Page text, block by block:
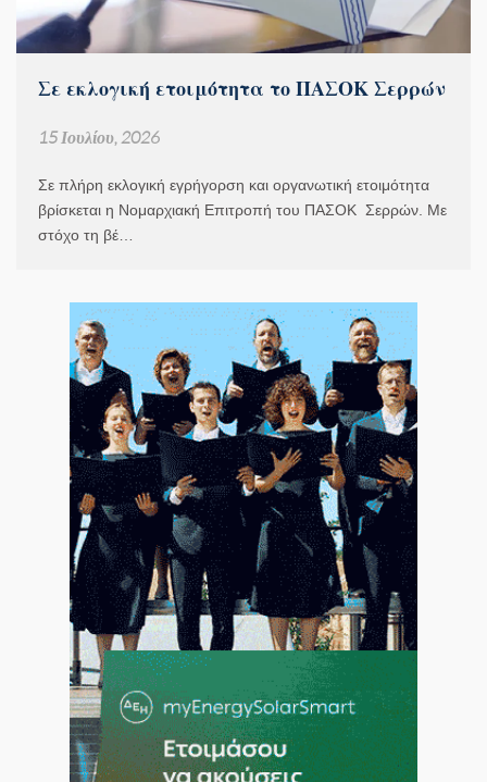
Σε εκλογική ετοιμότητα το ΠΑΣΟΚ Σερρών
15 Ιουλίου, 2026
Σε πλήρη εκλογική εγρήγορση και οργανωτική ετοιμότητα
βρίσκεται η Νομαρχιακή Επιτροπή του ΠΑΣΟΚ Σερρών. Με
στόχο τη βέ…